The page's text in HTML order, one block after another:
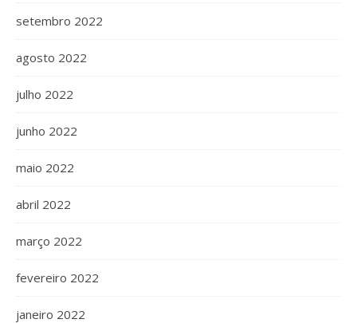
setembro 2022
agosto 2022
julho 2022
junho 2022
maio 2022
abril 2022
março 2022
fevereiro 2022
janeiro 2022